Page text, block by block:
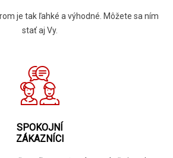
je tak ľahké a výhodné. Môžete sa ním
stať aj Vy.
SPOKOJNÍ
ZÁKAZNÍCI